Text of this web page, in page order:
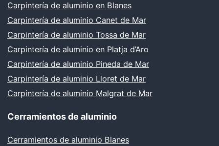
Carpintería de aluminio en Blanes
Carpintería de aluminio Canet de Mar
Carpintería de aluminio Tossa de Mar
Carpintería de aluminio en Platja d’Aro
Carpintería de aluminio Pineda de Mar
Carpintería de aluminio Lloret de Mar
Carpintería de aluminio Malgrat de Mar
Cerramientos de aluminio
Cerramientos de aluminio Blanes